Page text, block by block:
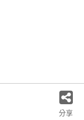
分享